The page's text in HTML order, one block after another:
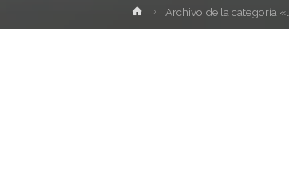
InicioArchivo de la categoría